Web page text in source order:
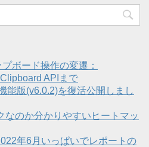
ボード操作の変遷：
APIまで
能版(v6.0.2)を復活公開しまし
なのか分かりやすいヒートマッ
年6月いっぱいでレポートの